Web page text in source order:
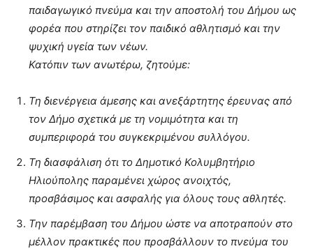
παιδαγωγικό πνεύμα και την αποστολή του Δήμου ως
φορέα που στηρίζει τον παιδικό αθλητισμό και την
ψυχική υγεία των νέων.
Κατόπιν των ανωτέρω, ζητούμε:
Τη διενέργεια άμεσης και ανεξάρτητης έρευνας από
τον Δήμο σχετικά με τη νομιμότητα και τη
συμπεριφορά του συγκεκριμένου συλλόγου.
Τη διασφάλιση ότι το Δημοτικό Κολυμβητήριο
Ηλιούπολης παραμένει χώρος ανοιχτός,
προσβάσιμος και ασφαλής για όλους τους αθλητές.
Την παρέμβαση του Δήμου ώστε να αποτραπούν στο
μέλλον πρακτικές που προσβάλλουν το πνεύμα του